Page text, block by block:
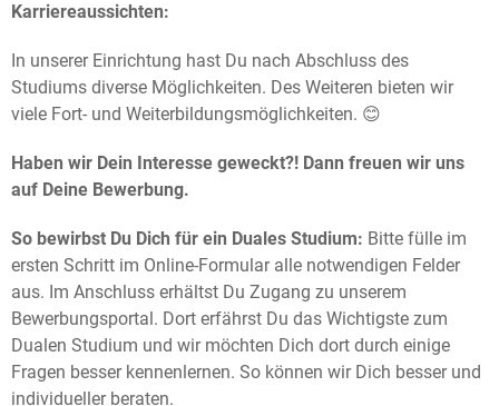
Karriereaussichten:
In unserer Einrichtung hast Du nach Abschluss des
Studiums diverse Möglichkeiten. Des Weiteren bieten wir
viele Fort- und Weiterbildungsmöglichkeiten. 😊
Haben wir Dein Interesse geweckt?! Dann freuen wir uns
auf Deine Bewerbung.
So bewirbst Du Dich für ein Duales Studium: Bitte fülle im
ersten Schritt im Online-Formular alle notwendigen Felder
aus. Im Anschluss erhältst Du Zugang zu unserem
Bewerbungsportal. Dort erfährst Du das Wichtigste zum
Dualen Studium und wir möchten Dich dort durch einige
Fragen besser kennenlernen. So können wir Dich besser und
individueller beraten.